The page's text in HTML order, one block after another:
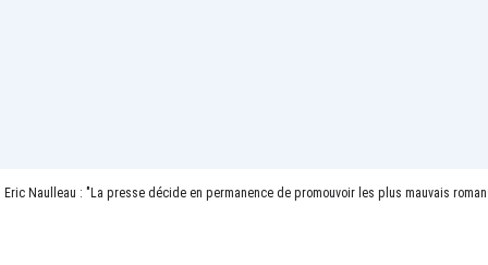
Eric Naulleau : "La presse décide en permanence de promouvoir les plus mauvais